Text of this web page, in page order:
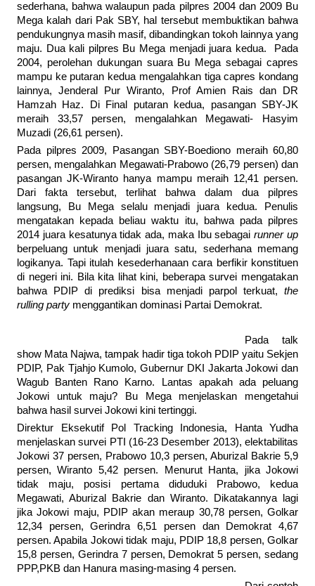
sederhana, bahwa walaupun pada pilpres 2004 dan 2009 Bu
Mega kalah dari Pak SBY, hal tersebut membuktikan bahwa
pendukungnya masih masif, dibandingkan tokoh lainnya yang
maju. Dua kali pilpres Bu Mega menjadi juara kedua. Pada
2004, perolehan dukungan suara Bu Mega sebagai capres
mampu ke putaran kedua mengalahkan tiga capres kondang
lainnya, Jenderal Pur Wiranto, Prof Amien Rais dan DR
Hamzah Haz. Di Final putaran kedua, pasangan SBY-JK
meraih 33,57 persen, mengalahkan Megawati- Hasyim
Muzadi (26,61 persen).
Pada pilpres 2009, Pasangan SBY-Boediono meraih 60,80
persen, mengalahkan Megawati-Prabowo (26,79 persen) dan
pasangan JK-Wiranto hanya mampu meraih 12,41 persen.
Dari fakta tersebut, terlihat bahwa dalam dua pilpres
langsung, Bu Mega selalu menjadi juara kedua. Penulis
mengatakan kepada beliau waktu itu, bahwa pada pilpres
2014 juara kesatunya tidak ada, maka Ibu sebagairunner up
berpeluang untuk menjadi juara satu, sederhana memang
logikanya. Tapi itulah kesederhanaan cara berfikir konstituen
di negeri ini. Bila kita lihat kini, beberapa survei mengatakan
bahwa PDIP di prediksi bisa menjadi parpol terkuat, the
rulling party menggantikan dominasi Partai Demokrat.
Pada talk
show Mata Najwa, tampak hadir tiga tokoh PDIP yaitu Sekjen
PDIP, Pak Tjahjo Kumolo, Gubernur DKI Jakarta Jokowi dan
Wagub Banten Rano Karno. Lantas apakah ada peluang
Jokowi untuk maju? Bu Mega menjelaskan mengetahui
bahwa hasil survei Jokowi kini tertinggi.
Direktur Eksekutif Pol Tracking Indonesia, Hanta Yudha
menjelaskan survei PTI (16-23 Desember 2013), elektabilitas
Jokowi 37 persen, Prabowo 10,3 persen, Aburizal Bakrie 5,9
persen, Wiranto 5,42 persen. Menurut Hanta, jika Jokowi
tidak maju, posisi pertama diduduki Prabowo, kedua
Megawati, Aburizal Bakrie dan Wiranto. Dikatakannya lagi
jika Jokowi maju, PDIP akan meraup 30,78 persen, Golkar
12,34 persen, Gerindra 6,51 persen dan Demokrat 4,67
persen. Apabila Jokowi tidak maju, PDIP 18,8 persen, Golkar
15,8 persen, Gerindra 7 persen, Demokrat 5 persen, sedang
PPP,PKB dan Hanura masing-masing 4 persen.